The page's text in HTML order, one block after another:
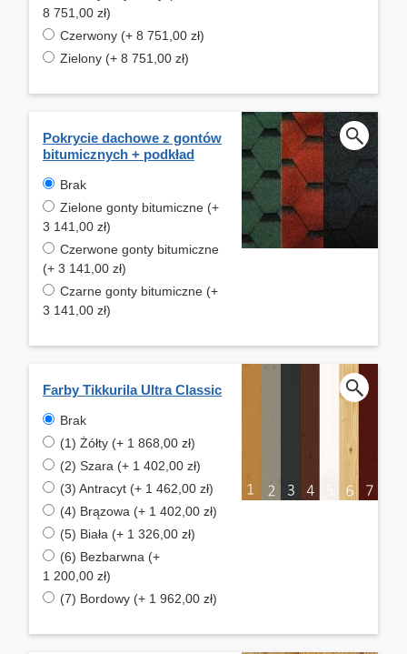
8 751,00 zł)
Czerwony (+ 8 751,00 zł)
Zielony (+ 8 751,00 zł)
Pokrycie dachowe z gontów
bitumicznych + podkład
Brak
Zielone gonty bitumiczne (+
3 141,00 zł)
Czerwone gonty bitumiczne
(+ 3 141,00 zł)
Czarne gonty bitumiczne (+
3 141,00 zł)
Farby Tikkurila Ultra Classic
Brak
(1) Żółty (+ 1 868,00 zł)
(2) Szara (+ 1 402,00 zł)
(3) Antracyt (+ 1 462,00 zł)
(4) Brązowa (+ 1 402,00 zł)
(5) Biała (+ 1 326,00 zł)
(6) Bezbarwna (+
1 200,00 zł)
(7) Bordowy (+ 1 962,00 zł)